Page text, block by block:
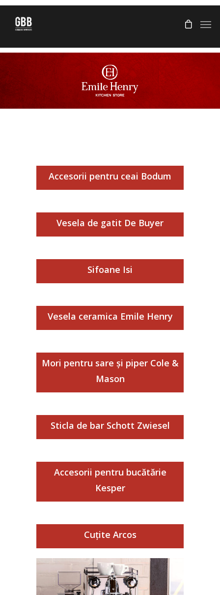
Accesorii pentru ceai Bodum
Vesela de gatit De Buyer
Sifoane Isi
Vesela ceramica Emile Henry
Mori pentru sare și piper Cole &
Mason
Sticla de bar Schott Zwiesel
Accesorii pentru bucătărie
Kesper
Cuțite Arcos